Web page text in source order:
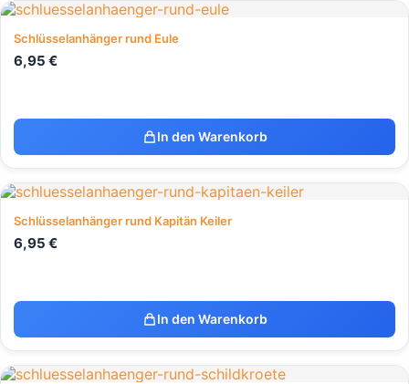
Schlüsselanhänger rund Eule
6,95 €
In den Warenkorb
Schlüsselanhänger rund Kapitän Keiler
6,95 €
In den Warenkorb